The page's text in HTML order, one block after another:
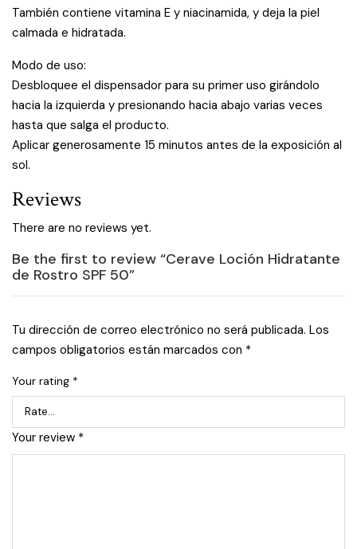
También contiene vitamina E y niacinamida, y deja la piel
calmada e hidratada.
Modo de uso:
Desbloquee el dispensador para su primer uso girándolo
hacia la izquierda y presionando hacia abajo varias veces
hasta que salga el producto.
Aplicar generosamente 15 minutos antes de la exposición al
sol.
Reviews
There are no reviews yet.
Be the first to review “Cerave Loción Hidratante
de Rostro SPF 50”
Tu dirección de correo electrónico no será publicada. Los
campos obligatorios están marcados con *
Your rating *
Your review *